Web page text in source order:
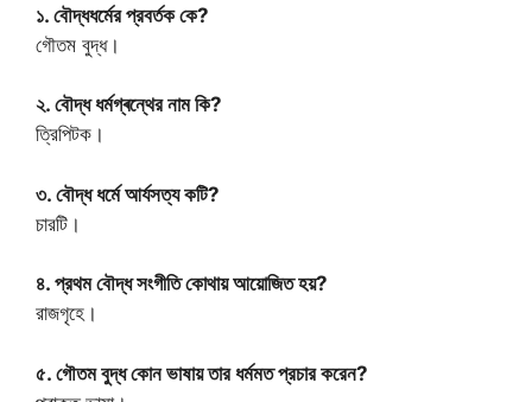
১. বৌদ্ধধর্মের প্রবর্তক কে?
গৌতম বুদ্ধ।
২. বৌদ্ধ ধর্মগ্ৰন্থের নাম কি?
ত্রিপিটক।
৩. বৌদ্ধ ধর্মে আর্যসত্য কটি?
চারটি।
৪. প্রথম বৌদ্ধ সংগীতি কোথায় আয়োজিত হয়?
রাজগৃহে।
৫. গৌতম বুদ্ধ কোন ভাষায় তার ধর্মমত প্রচার করেন?